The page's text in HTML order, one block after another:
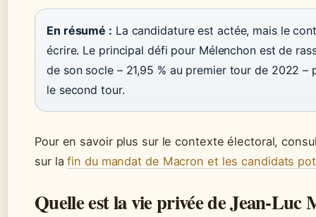
En résumé : La candidature est actée, mais le
écrire. Le principal défi pour Mélenchon est de
de son socle – 21,95 % au premier tour de 2022 –
le second tour.
Pour en savoir plus sur le contexte électoral,
sur lafin du mandat de Macron et les candidats
Quelle est la vie privée de Jean‑Luc